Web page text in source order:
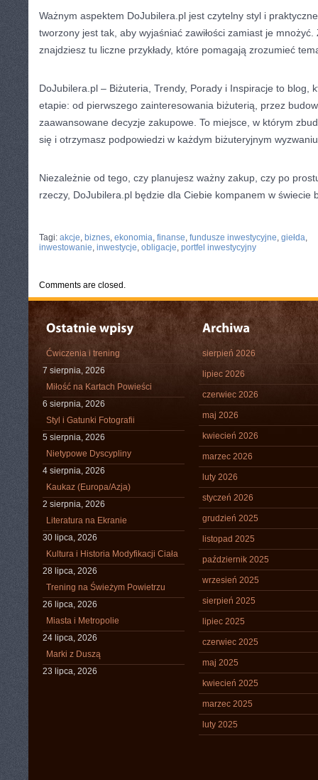
Ważnym aspektem DoJubilera.pl jest czytelny styl i
tworzony jest tak, aby wyjaśniać zawiłości zamiast je
znajdziesz tu liczne przykłady, które pomagają zrozumieć
DoJubilera.pl – Biżuteria, Trendy, Porady i Inspiracje to blog,
etapie: od pierwszego zainteresowania biżuterią, przez
zaawansowane decyzje zakupowe. To miejsce, w którym
się i otrzymasz podpowiedzi w każdym biżuteryjnym
Niezależnie od tego, czy planujesz ważny zakup, czy po
rzeczy, DoJubilera.pl będzie dla Ciebie kompanem w świecie
Tagi: akcje, biznes, ekonomia, finanse, fundusze inwestycyjne, giełda,
inwestowanie, inwestycje, obligacje, portfel inwestycyjny
Comments are closed.
Ćwiczenia i trening
7 sierpnia, 2026
Miłość na Kartach Powieści
6 sierpnia, 2026
Styl i Gatunki Fotografii
5 sierpnia, 2026
Nietypowe Dyscypliny
4 sierpnia, 2026
Kaukaz (Europa/Azja)
2 sierpnia, 2026
Literatura na Ekranie
30 lipca, 2026
Kultura i Historia Modyfikacji Ciała
28 lipca, 2026
Trening na Świeżym Powietrzu
26 lipca, 2026
Miasta i Metropolie
24 lipca, 2026
Marki z Duszą
23 lipca, 2026
sierpień 2026
lipiec 2026
czerwiec 2026
maj 2026
kwiecień 2026
marzec 2026
luty 2026
styczeń 2026
grudzień 2025
listopad 2025
październik 2025
wrzesień 2025
sierpień 2025
lipiec 2025
czerwiec 2025
maj 2025
kwiecień 2025
marzec 2025
luty 2025